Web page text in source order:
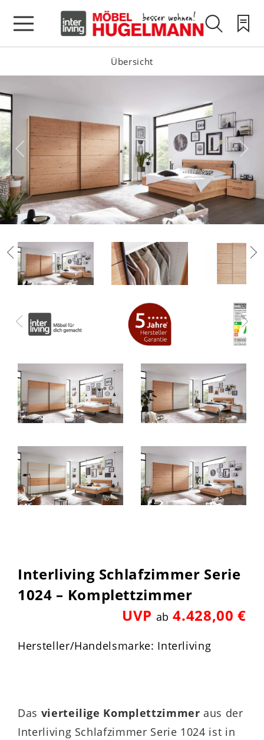
Übersicht
Interliving Schlafzimmer Serie
1024 – Komplettzimmer
UVP ab 4.428,00 €
Hersteller/Handelsmarke: Interliving
Das vierteilige Komplettzimmer aus der
Interliving Schlafzimmer Serie 1024 ist in